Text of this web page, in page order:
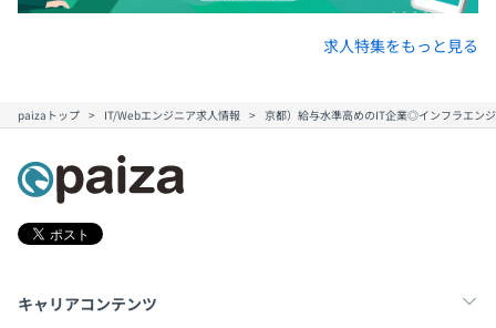
求人特集をもっと見る
paizaトップ IT/Webエンジニア求人情報 京都）給与水準高めのIT企業◎インフラエン
キャリアコンテンツ